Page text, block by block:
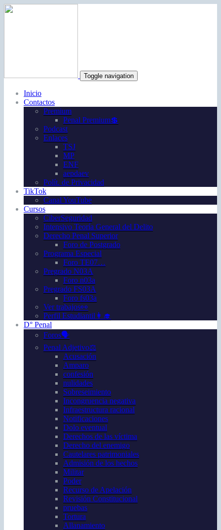
Toggle navigation
Inicio
Contactos
Premium
Penal Premium💲
Podcast
Enlaces
TSJ
MP
ENF
aepdaev
Polít. de Privacidad
TikTok
Canal YouTube
Cursos
CiberSeguridad
Intensivo Teoría General del Delito
Derecho Penal Superior
Foro de Postgrado
Programa Especial
Foro TE07…
Pregrado N03A
Foro n03a
Pregrado FS03A
Foro fs03a
Ver trabajos👀
Perfil Estudiantil👩‍🎓
D° Penal
Foros🗣️
Penal Adjetivo⚖️
Acusación
Amparo
confesión
nulidades
Sobreseimiento
Incongruencia negativa
Infraestructura racional
Notificaciones
Dolo eventual
Derechos de las víctima
Derecho del enemigo
Cautelares patrimoniales
Admisión de los hechos
Militar
Poder
Recurso de Apelación
Revisión Constitucional
pruebas
Tortura
Allanamiento